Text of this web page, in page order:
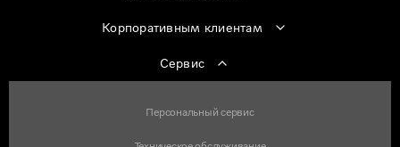
Корпоративным клиентам
Сервис
Персональный сервис